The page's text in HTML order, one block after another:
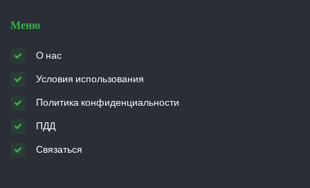
Меню
О нас
Условия использования
Политика конфиденциальности
ПДД
Связаться